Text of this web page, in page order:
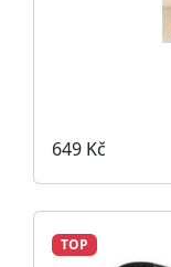
649 Kč
TOP